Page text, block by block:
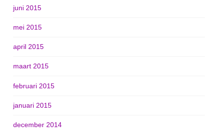
juni 2015
mei 2015
april 2015
maart 2015
februari 2015
januari 2015
december 2014